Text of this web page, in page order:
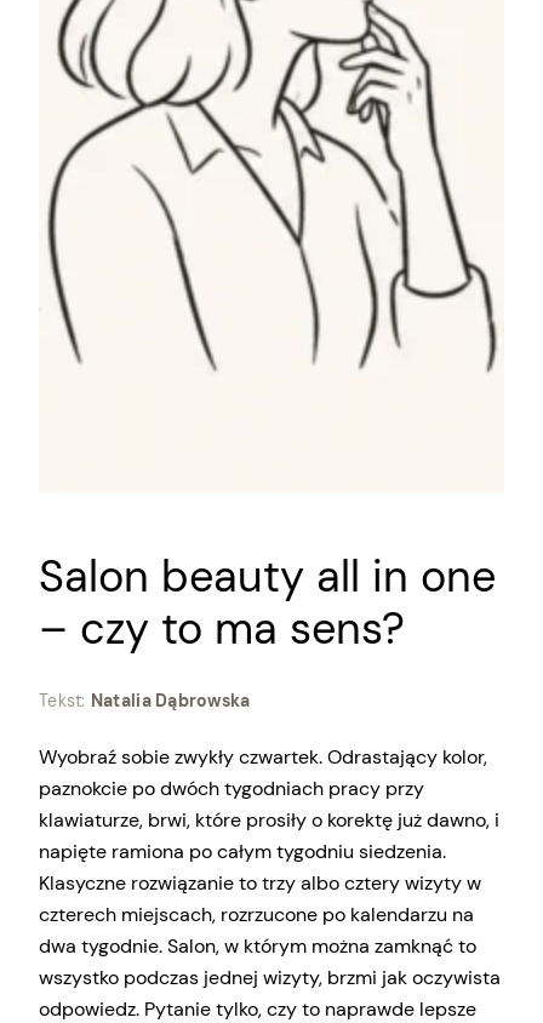
Salon beauty all in one
– czy to ma sens?
Tekst: Natalia Dąbrowska
Wyobraź sobie zwykły czwartek. Odrastający kolor,
paznokcie po dwóch tygodniach pracy przy
klawiaturze, brwi, które prosiły o korektę już dawno, i
napięte ramiona po całym tygodniu siedzenia.
Klasyczne rozwiązanie to trzy albo cztery wizyty w
czterech miejscach, rozrzucone po kalendarzu na
dwa tygodnie. Salon, w którym można zamknąć to
wszystko podczas jednej wizyty, brzmi jak oczywista
odpowiedz. Pytanie tylko, czy to naprawde lepsze